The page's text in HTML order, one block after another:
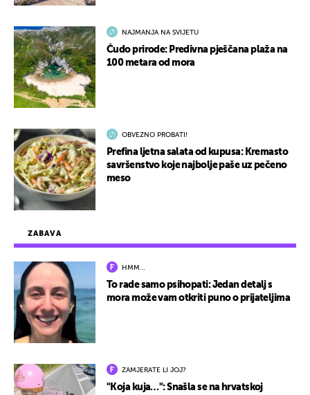
ZABAVA
HMM…
To rade samo psihopati: Jedan detalj s
mora može vam otkriti puno o prijateljima
ZAMJERATE LI JOJ?
"Koja kuja…": Snašla se na hrvatskoj
NAJMANJA NA SVIJETU
Čudo prirode: Predivna pješčana plaža na
100 metara od mora
OBVEZNO PROBATI!
Prefina ljetna salata od kupusa: Kremasto
savršenstvo koje najbolje paše uz pečeno
meso